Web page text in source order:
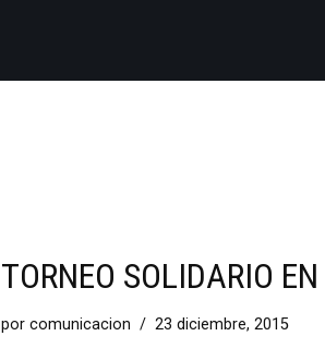
TORNEO SOLIDARIO
por comunicacion 23 diciembre, 2015